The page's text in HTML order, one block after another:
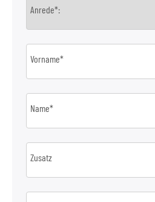
Anrede*:
Vorname*
Name*
Zusatz